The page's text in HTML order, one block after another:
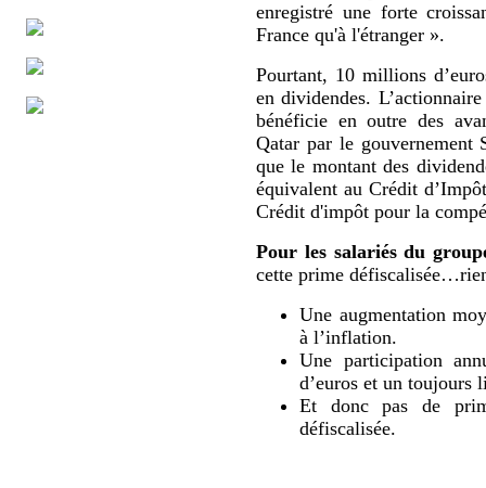
enregistré une forte
France qu'à l'étranger ».
Pourtant, 10 millions
en dividendes.
bénéficie en outre des
Qatar par le gouvernement
que le montant des
équivalent au Crédit
Crédit d'impôt pour la
Pour les salariés du
cette prime
Une augmentation
à l’inflation.
Une participation
d’euros et un toujours
Et donc pas de
défiscalisée.